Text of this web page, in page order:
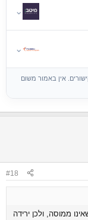
⌄
⌄
אין באמור משום
#18
ממוסה, ולכן ירידה